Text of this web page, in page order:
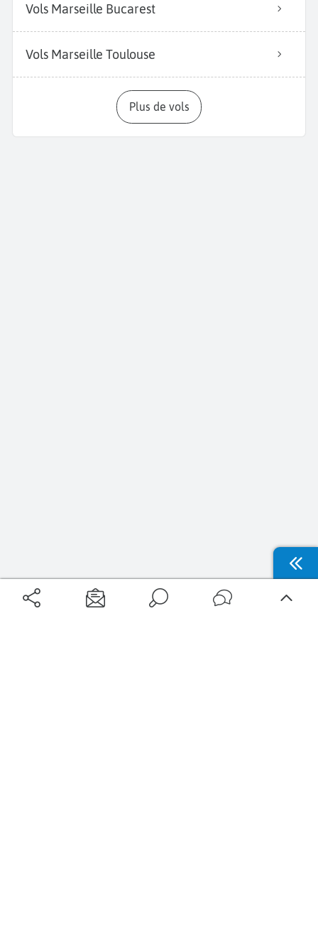
Vols Marseille Bucarest
Vols Marseille Toulouse
Plus de vols